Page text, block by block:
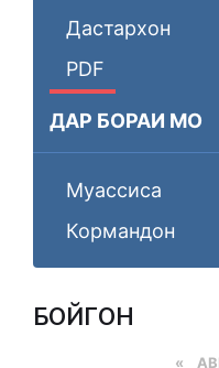
Дастархон
PDF
ДАР БОРАИ МО
Муассиса
Кормандон
БОЙГОНӢ
«